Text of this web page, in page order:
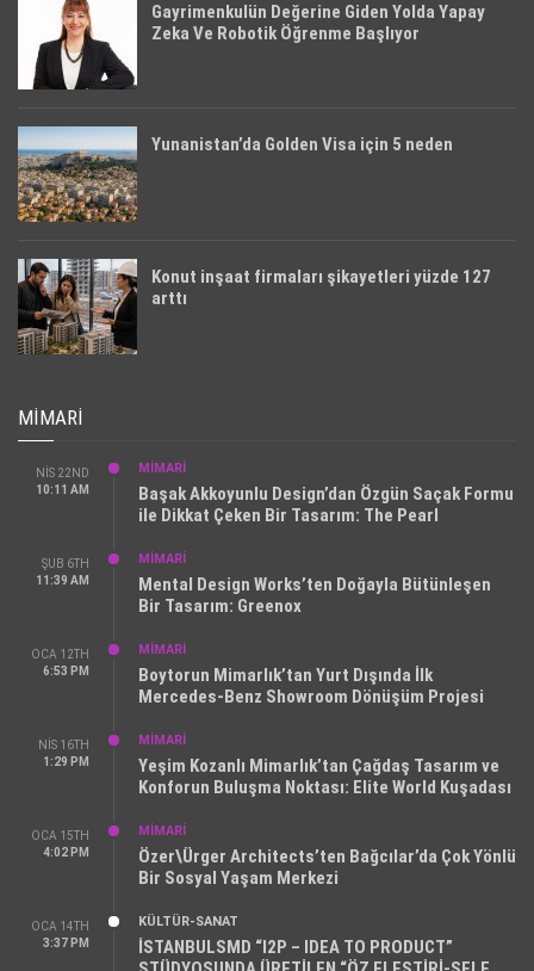
Gayrimenkulün Değerine Giden Yolda Yapay
Zeka Ve Robotik Öğrenme Başlıyor
Yunanistan’da Golden Visa için 5 neden
Konut inşaat firmaları şikayetleri yüzde 127
arttı
MIMARI
NIS 22ND
10:11 AM
MİMARİ
Başak Akkoyunlu Design’dan Özgün Saçak Formu
ile Dikkat Çeken Bir Tasarım: The Pearl
ŞUB 6TH
11:39 AM
MİMARİ
Mental Design Works’ten Doğayla Bütünleşen
Bir Tasarım: Greenox
OCA 12TH
6:53 PM
MİMARİ
Boytorun Mimarlık’tan Yurt Dışında İlk
Mercedes-Benz Showroom Dönüşüm Projesi
NIS 16TH
1:29 PM
MİMARİ
Yeşim Kozanlı Mimarlık’tan Çağdaş Tasarım ve
Konforun Buluşma Noktası: Elite World Kuşadası
OCA 15TH
4:02 PM
MİMARİ
Özer\Ürger Architects’ten Bağcılar’da Çok Yönlü
Bir Sosyal Yaşam Merkezi
OCA 14TH
3:37 PM
KÜLTÜR-SANAT
İSTANBULSMD “I2P – IDEA TO PRODUCT”